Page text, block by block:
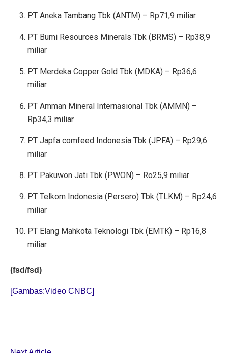
PT Aneka Tambang Tbk (ANTM) – Rp71,9 miliar
PT Bumi Resources Minerals Tbk (BRMS) – Rp38,9
miliar
PT Merdeka Copper Gold Tbk (MDKA) – Rp36,6
miliar
PT Amman Mineral Internasional Tbk (AMMN) –
Rp34,3 miliar
PT Japfa comfeed Indonesia Tbk (JPFA) – Rp29,6
miliar
PT Pakuwon Jati Tbk (PWON) – Ro25,9 miliar
PT Telkom Indonesia (Persero) Tbk (TLKM) – Rp24,6
miliar
PT Elang Mahkota Teknologi Tbk (EMTK) – Rp16,8
miliar
(fsd/fsd)
[Gambas:Video CNBC]